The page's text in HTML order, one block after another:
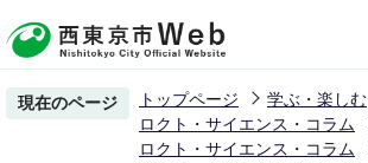
の
ー現在のページ トップページ
学ぶ・楽しむ
ロクト・サイエンス・コラム
ロクト・サイエンス・コラム